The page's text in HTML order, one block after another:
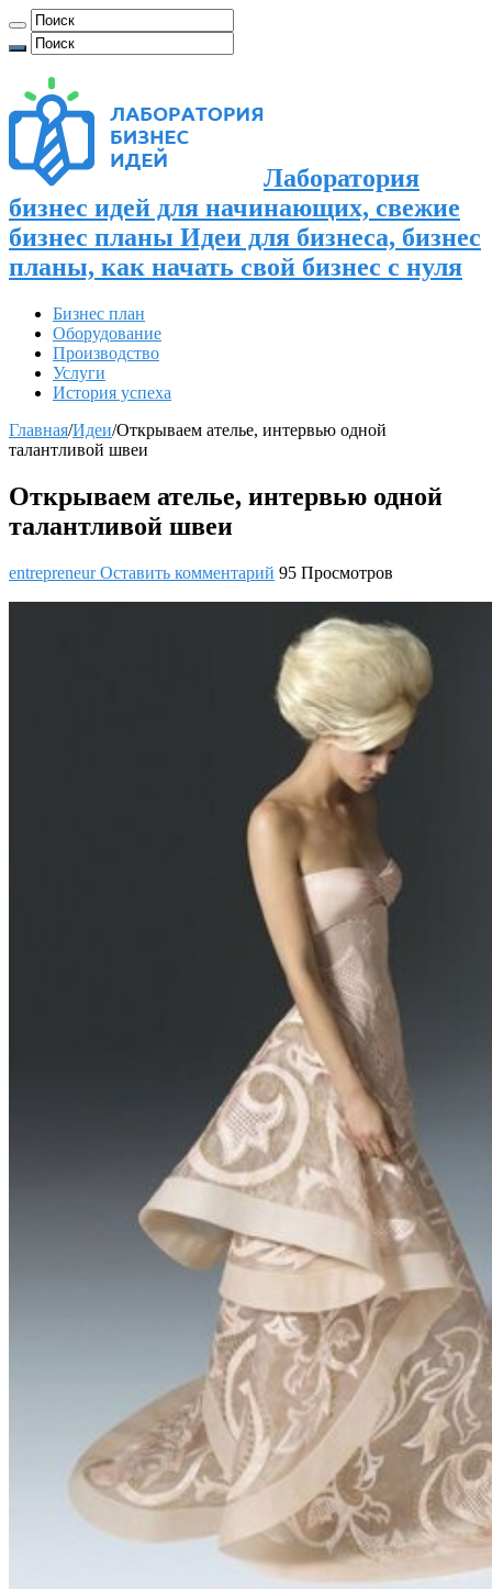
Лаборатория
бизнес идей для начинающих, свежие
бизнес планы Идеи для бизнеса, бизнес
планы, как начать свой бизнес с нуля
Бизнес план
Оборудование
Производство
Услуги
История успеха
Главная/Идеи/Открываем ателье, интервью одной
талантливой швеи
Открываем ателье, интервью одной
талантливой швеи
entrepreneurОставить комментарий 95 Просмотров